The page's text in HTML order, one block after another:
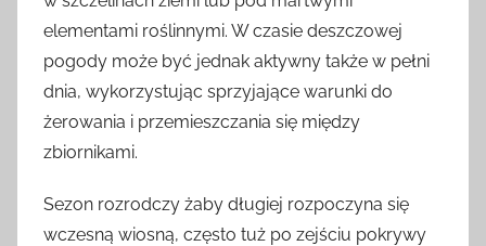
elementami roślinnymi. W czasie deszczowej
pogody może być jednak aktywny także w pełni
dnia, wykorzystując sprzyjające warunki do
żerowania i przemieszczania się między
zbiornikami.
Sezon rozrodczy żaby długiej rozpoczyna się
wczesną wiosną, często tuż po zejściu pokrywy